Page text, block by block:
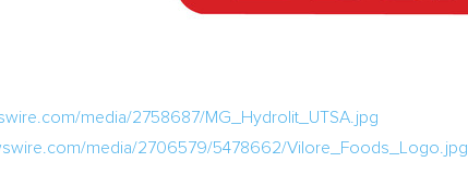
media/2758687/MG_Hydrolit_UTSA.jpg
media/2706579/5478662/Vilore_Foods_Logo.jpg